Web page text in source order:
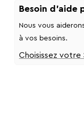
Besoin d'aide
Nous vous
à vos besoins.
Choisissez